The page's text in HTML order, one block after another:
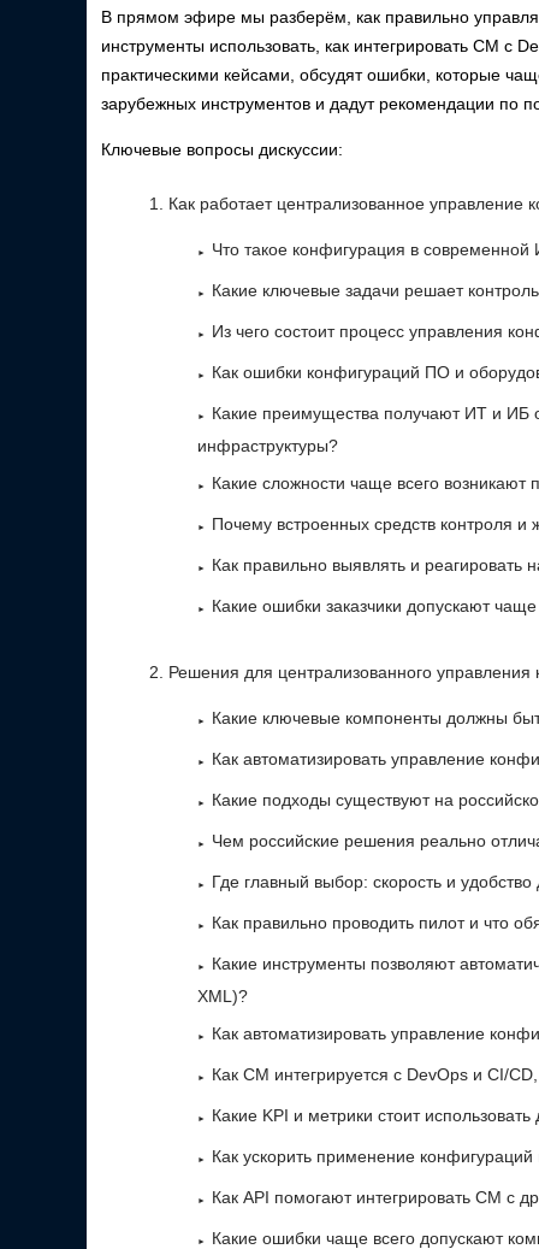
В прямом эфире мы разберём, как правильно
инструменты использовать, как интегрировать CM с
практическими кейсами, обсудят ошибки, которые
зарубежных инструментов и дадут рекомендации по
Ключевые вопросы дискуссии:
Как работает централизованное управление
Что такое конфигурация в
Какие ключевые задачи решает
Из чего состоит процесс управления
Как ошибки конфигураций ПО и
Какие преимущества получают ИТ и ИБ
инфраструктуры?
Какие сложности чаще всего
Почему встроенных средств контроля и
Как правильно выявлять и
Какие ошибки заказчики допускают
Решения для централизованного
Какие ключевые компоненты должны
Как автоматизировать управление
Какие подходы существуют на
Чем российские решения реально
Где главный выбор: скорость и
Как правильно проводить пилот и что
Какие инструменты позволяют
XML)?
Как автоматизировать управление
Как CM интегрируется с DevOps и CI/
Какие KPI и метрики стоит
Как ускорить применение
Как API помогают интегрировать CM с
Какие ошибки чаще всего допускают